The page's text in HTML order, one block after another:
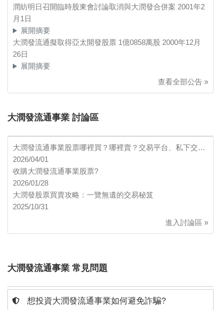
潤紡明日召開臨時股東會討論取消與大潤發合併案 2001年2
月1日
展開摘要
大潤發流通擬取得亞太開發股票 1億0858萬股 2000年12月
26日
展開摘要
查看全部公告 »
大潤發流通事業 討論區
大潤發流通事業股票哪裡買？哪裡賣？交易平台、私下交…
2026/04/01
收購大潤發流通事業股票?
2026/01/28
大潤發股票買賣攻略：一覽無遺的交易秘笈
2025/10/31
進入討論區 »
大潤發流通事業 常見問題
想投資大潤發流通事業如何避免詐騙?